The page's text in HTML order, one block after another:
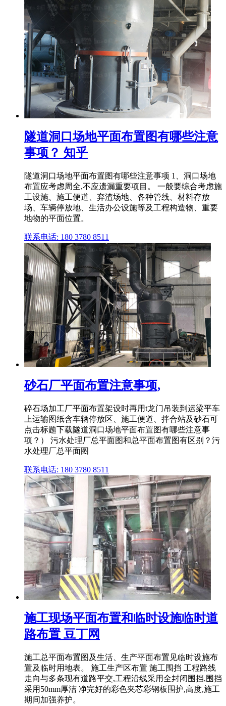
隧道洞口场地平面布置图有哪些注意
事项？ 知乎
隧道洞口场地平面布置图有哪些注意事项 1、洞口场地
布置应考虑周全,不应遗漏重要项目。 一般要综合考虑施
工设施、施工便道、弃渣场地、各种管线、材料存放
场、车辆停放地、生活办公设施等及工程构造物、重要
地物的平面位置。
联系电话: 180 3780 8511
砂石厂平面布置注意事项,
碎石场加工厂平面布置架设时再用t龙门吊装到运梁平车
上运输图纸含车辆停放区、施工便道、拌合站及砂石可
点击标题下载隧道洞口场地平面布置图有哪些注意事
项？） 污水处理厂总平面图和总平面布置图有区别？污
水处理厂总平面图
联系电话: 180 3780 8511
施工现场平面布置和临时设施临时道
路布置 豆丁网
施工总平面布置图及生活、生产平面布置见临时设施布
置及临时用地表。 施工生产区布置 施工围挡 工程路线
走向与多条现有道路平交,工程沿线采用全封闭围挡,围挡
采用50mm厚洁 净完好的彩色夹芯彩钢板围护,高度,施工
期间加强养护。